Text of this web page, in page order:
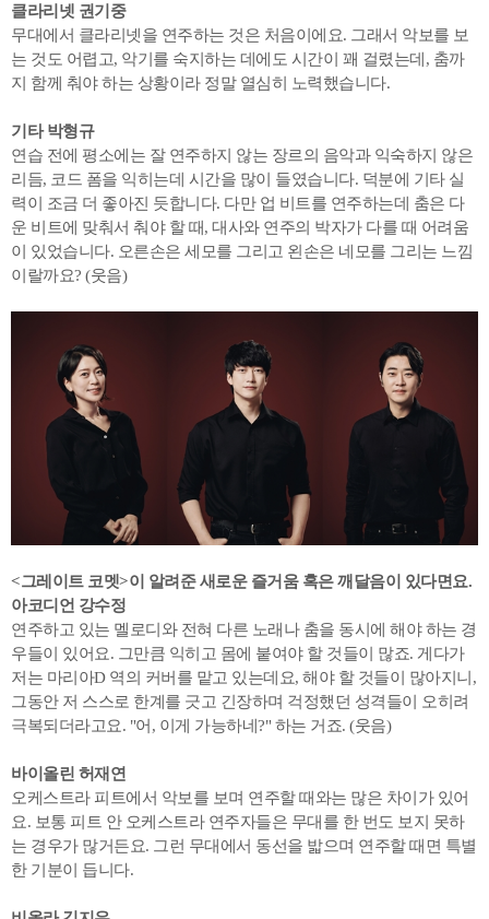
클라리넷 권기중
무대에서 클라리넷을 연주하는 것은 처음이에요. 그래서 악보를 보
는 것도 어렵고, 악기를 숙지하는 데에도 시간이 꽤 걸렸는데, 춤까
지 함께 춰야 하는 상황이라 정말 열심히 노력했습니다.
기타 박형규
연습 전에 평소에는 잘 연주하지 않는 장르의 음악과 익숙하지 않은
리듬, 코드 폼을 익히는데 시간을 많이 들였습니다. 덕분에 기타 실
력이 조금 더 좋아진 듯합니다. 다만 업 비트를 연주하는데 춤은 다
운 비트에 맞춰서 춰야 할 때, 대사와 연주의 박자가 다를 때 어려움
이 있었습니다. 오른손은 세모를 그리고 왼손은 네모를 그리는 느낌
이랄까요? (웃음)
<그레이트 코멧>이 알려준 새로운 즐거움 혹은 깨달음이 있다면요.
아코디언 강수정
연주하고 있는 멜로디와 전혀 다른 노래나 춤을 동시에 해야 하는 경
우들이 있어요. 그만큼 익히고 몸에 붙여야 할 것들이 많죠. 게다가
저는 마리아D 역의 커버를 맡고 있는데요, 해야 할 것들이 많아지니,
그동안 저 스스로 한계를 긋고 긴장하며 걱정했던 성격들이 오히려
극복되더라고요. "어, 이게 가능하네?" 하는 거죠. (웃음)
바이올린 허재연
오케스트라 피트에서 악보를 보며 연주할 때와는 많은 차이가 있어
요. 보통 피트 안 오케스트라 연주자들은 무대를 한 번도 보지 못하
는 경우가 많거든요. 그런 무대에서 동선을 밟으며 연주할 때면 특별
한 기분이 듭니다.